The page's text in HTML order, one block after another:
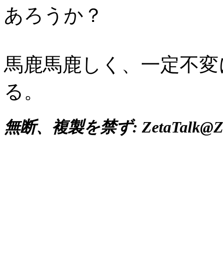
あろうか？
馬鹿馬鹿しく、一定不
る。
無断、複製を禁ず: